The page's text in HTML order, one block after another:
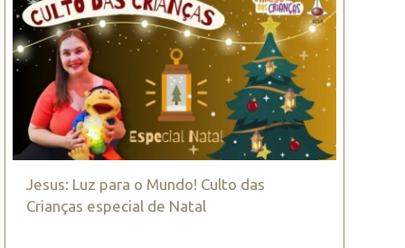
Jesus: Luz para o Mundo! Culto das
Crianças especial de Natal